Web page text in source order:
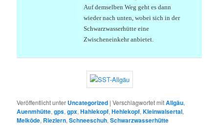
Auf demselben Weg geht es dann
wieder nach unten, wobei sich in der
Schwarzwasserhütte eine
Zwischeneinkehr anbietet.
Veröffentlicht unter Uncategorized |Verschlagwortet mitAllgäu,
Auenmhütte,gps,gpx,Hahlekopf,Hehlekopf,Kleinwalsertal,
Melköde, Riezlern,Schneeschuh,Schwarzwasserhütte